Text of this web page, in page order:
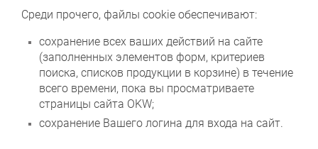
Среди прочего, файлы cookie обеспечивают:
сохранение всех ваших действий на сайте
(заполненных элементов форм, критериев
поиска, списков продукции в корзине) в течение
всего времени, пока вы просматриваете
страницы сайта OKW;
сохранение Вашего логина для входа на сайт.